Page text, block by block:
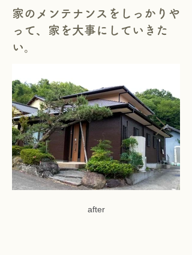
家のメンテナンスをしっかりや
って、家を大事にしていきた
い。
after